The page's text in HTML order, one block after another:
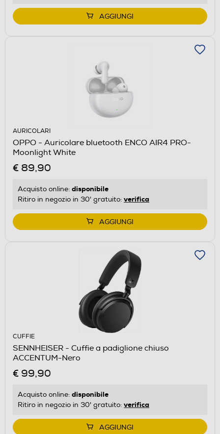
AGGIUNGI
AURICOLARI
OPPO - Auricolare bluetooth ENCO AIR4 PRO-
Moonlight White
€ 89,90
Acquisto online: disponibile
Ritiro in negozio in 30' gratuito: verifica
AGGIUNGI
CUFFIE
SENNHEISER - Cuffie a padiglione chiuso
ACCENTUM-Nero
€ 99,90
Acquisto online: disponibile
Ritiro in negozio in 30' gratuito: verifica
AGGIUNGI